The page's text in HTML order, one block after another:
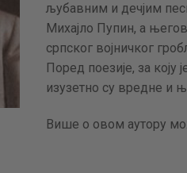
љубавним и дечјим
Михајло Пупин, а
српског војничког
Поред поезије, за
изузетно су вредне и
Више о овом аутору